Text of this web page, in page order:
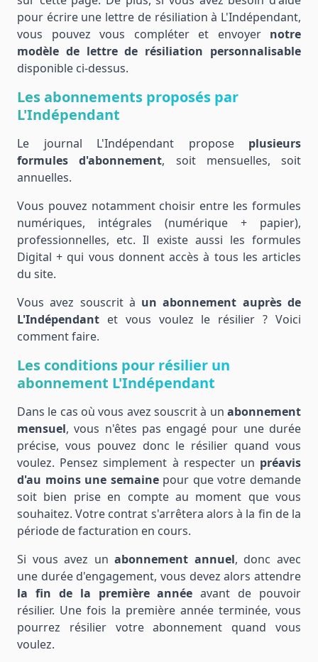
pour écrire une lettre de résiliation à L'Indépendant,
vous pouvez vous compléter et envoyer notre
modèle de lettre de résiliation personnalisable
disponible ci-dessus.
Les abonnements proposés par
L'Indépendant
Le journal L'Indépendant propose plusieurs
formules d'abonnement, soit mensuelles, soit
annuelles.
Vous pouvez notamment choisir entre les formules
numériques, intégrales (numérique + papier),
professionnelles, etc. Il existe aussi les formules
Digital + qui vous donnent accès à tous les articles
du site.
Vous avez souscrit à un abonnement auprès de
L'Indépendant et vous voulez le résilier ? Voici
comment faire.
Les conditions pour résilier un
abonnement L'Indépendant
Dans le cas où vous avez souscrit à un abonnement
mensuel, vous n'êtes pas engagé pour une durée
précise, vous pouvez donc le résilier quand vous
voulez. Pensez simplement à respecter un préavis
d'au moins une semainepour que votre demande
soit bien prise en compte au moment que vous
souhaitez. Votre contrat s'arrêtera alors à la fin de la
période de facturation en cours.
Si vous avez unabonnement annuel, donc avec
une durée d'engagement, vous devez alors attendre
la fin de la première année avant de pouvoir
résilier. Une fois la première année terminée, vous
pourrez résilier votre abonnement quand vous
voulez.